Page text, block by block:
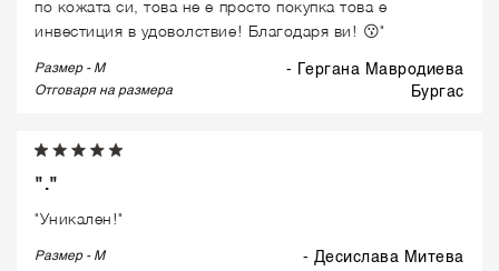
по кожата си, това не е просто покупка това е
инвестиция в удоволствие! Благодаря ви! 😗"
Размер - M - Гергана Мавродиева
Отговаря на размера бургас
"."
"Уникален!"
Размер - M - Десислава Митева